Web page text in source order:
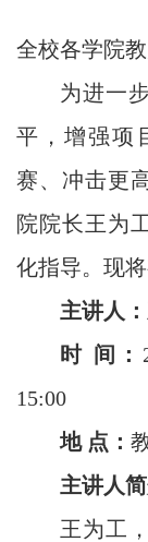
全校各学院
为进一
平，增强项
赛、冲击更
院院长王为
化指导。现
主讲人：
时 间：
15:00
地 点：
主讲人简
王为工